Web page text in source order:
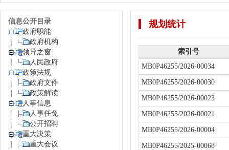
信息公开目录
政府职能
政府机构
领导之窗
人民政府
政策法规
政府文件
政策解读
人事信息
人事任免
公开招聘
重大决策
重大会议
规划统计
索引号
MB0P46255/2026-00034
MB0P46255/2026-00030
MB0P46255/2026-00023
MB0P46255/2026-00021
MB0P46255/2026-00004
MB0P46255/2025-00068